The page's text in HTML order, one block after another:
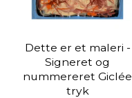
Dette er et maleri -
Signeret og
nummereret Giclée
tryk